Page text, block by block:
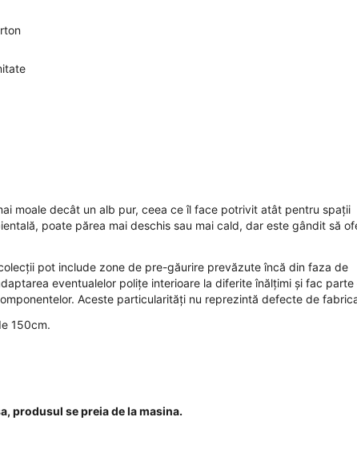
moale decât un alb pur, ceea ce îl face potrivit atât pentru spații
poate părea mai deschis sau mai cald, dar este gândit să
pot include zone de pre-găurire prevăzute încă din faza de
eventualelor polițe interioare la diferite înălțimi și fac parte
Aceste particularități nu reprezintă defecte de
150cm.
produsul se preia de la masina.